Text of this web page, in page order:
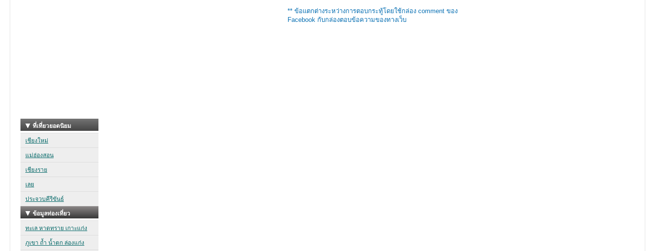
** ข้อแตกต่างระหว่างการตอบกระทู้โดยใช้กล่อง comment ของ
Facebook กับกล่องตอบข้อความของทางเว็บ